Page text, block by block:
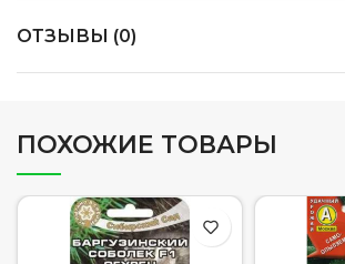
ОТЗЫВЫ (0)
ПОХОЖИЕ ТОВАРЫ